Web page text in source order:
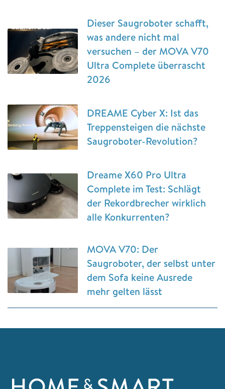
Dieser Saugroboter schafft,
was andere nicht mal
versuchen – der MOVA V70
Ultra Complete überrascht
2026
DREAME Cyber X: Ist das
Treppensteigen die nächste
Saugroboter-Revolution?
Dreame X60 Pro Ultra
Complete im Test: Schlägt
der Rekordbrecher wirklich
alle Konkurrenten?
MOVA V70: Der
Saugroboter, der selbst unter
dem Sofa keine Ausrede
mehr gelten lässt